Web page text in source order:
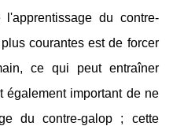
du contre-
courantes est de forcer
ce qui peut entraîner
également important de ne
du contre-galop ; cette